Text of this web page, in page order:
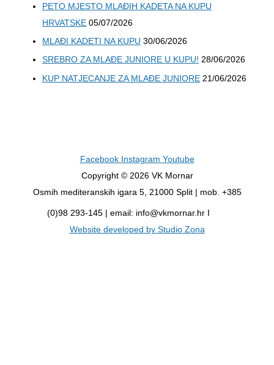
PETO MJESTO MLAĐIH KADETA NA KUPU
HRVATSKE 05/07/2026
MLAĐI KADETI NA KUPU 30/06/2026
SREBRO ZA MLAĐE JUNIORE U KUPU! 28/06/2026
KUP NATJECANJE ZA MLAĐE JUNIORE 21/06/2026
Facebook Instagram Youtube
Copyright © 2026 VK Mornar
Osmih mediteranskih igara 5, 21000 Split | mob. +385
(0)98 293-145 | email: info@vkmornar.hr I
Website developed by Studio Zona